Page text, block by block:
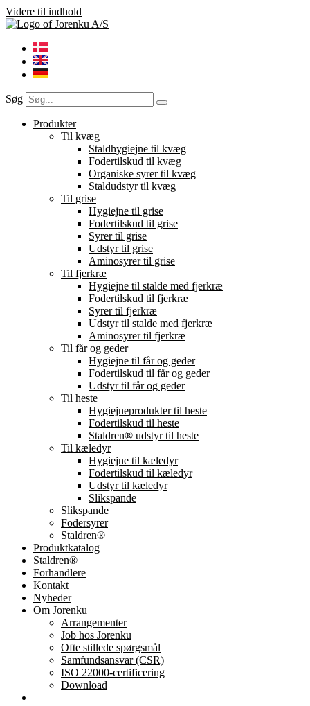
Videre til indhold
Søg
Produkter
Til kvæg
Staldhygiejne til kvæg
Fodertilskud til kvæg
Organiske syrer til kvæg
Staldudstyr til kvæg
Til grise
Hygiejne til grise
Fodertilskud til grise
Syrer til grise
Udstyr til grise
Aminosyrer til grise
Til fjerkræ
Hygiejne til stalde med fjerkræ
Fodertilskud til fjerkræ
Syrer til fjerkræ
Udstyr til stalde med fjerkræ
Aminosyrer til fjerkræ
Til får og geder
Hygiejne til får og geder
Fodertilskud til får og geder
Udstyr til får og geder
Til heste
Hygiejneprodukter til heste
Fodertilskud til heste
Staldren® udstyr til heste
Til kæledyr
Hygiejne til kæledyr
Fodertilskud til kæledyr
Udstyr til kæledyr
Slikspande
Slikspande
Fodersyrer
Staldren®
Produktkatalog
Staldren®
Forhandlere
Kontakt
Nyheder
Om Jorenku
Arrangementer
Job hos Jorenku
Ofte stillede spørgsmål
Samfundsansvar (CSR)
ISO 22000-certificering
Download